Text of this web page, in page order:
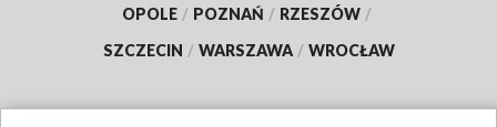
OPOLE / POZNAŃ / RZESZÓW /
SZCZECIN / WARSZAWA / WROCŁAW